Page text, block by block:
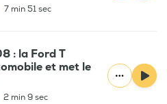
7 min 51 sec
: la Ford T
et met le
2 min 9 sec